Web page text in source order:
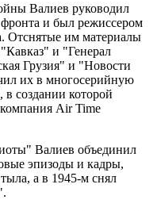
Валиев руководил
и был режиссером
Отснятые им материалы
и "Генерал
Грузия" и "Новости
их в многосерийную
создании которой
Air Time
Валиев объединил
эпизоды и кадры,
а в 1945-м снял